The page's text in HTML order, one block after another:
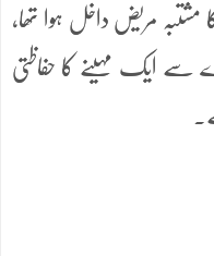
کورونا کا مشتبہ مریض داخل ہوا تھا،
سے ایک مہینے کا حفاظتی